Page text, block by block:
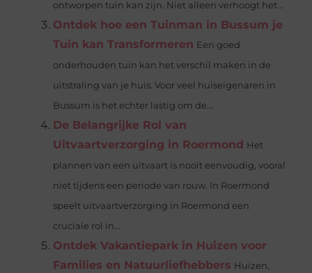
ontworpen tuin kan zijn. Niet alleen verhoogt het...
Ontdek hoe een Tuinman in Bussum je
Tuin kan Transformeren Een goed
onderhouden tuin kan het verschil maken in de
uitstraling van je huis. Voor veel huiseigenaren in
Bussum is het echter lastig om de...
De Belangrijke Rol van
Uitvaartverzorging in Roermond Het
plannen van een uitvaart is nooit eenvoudig, vooral
niet tijdens een periode van rouw. In Roermond
speelt uitvaartverzorging in Roermond een
cruciale rol in...
Ontdek Vakantiepark in Huizen voor
Families en Natuurliefhebbers Huizen,